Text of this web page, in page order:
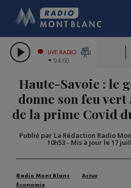
LES CHRONIQUES
CITIZEN
GRAND MASSIF
BIGARD
COMPAGNIE DU
LIVE RADIO
94.60
Haute-Savoie : le
donne son feu
de la prime Covid
Publié par La Rédaction Radio
10h53 - Mis à jour le 17
Radio Mont Blanc
Actus
Économie